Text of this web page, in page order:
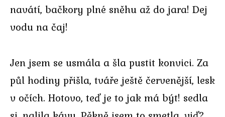
navátí, bačkory plné sněhu až do jara! Dej
vodu na čaj!
Jen jsem se usmála a šla pustit konvici. Za
půl hodiny přišla, tváře ještě červenější, lesk
v očích. Hotovo, teď je to jak má být! sedla